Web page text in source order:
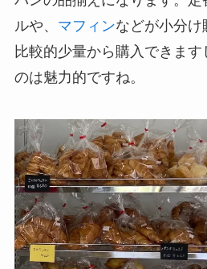
ルや、 マフィンなどが小分け
比較的少量から購入できま
のは魅力的ですね。